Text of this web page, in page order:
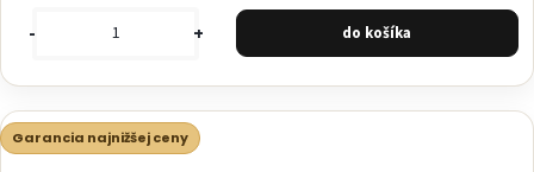
- +
Garancia najnižšej ceny